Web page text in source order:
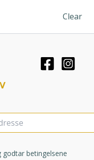
Clear
godtar betingelsene